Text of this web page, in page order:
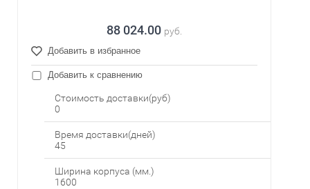
88 024.00 руб.
Добавить в избранное
Добавить к сравнению
Стоимость доставки(руб)
0
Время доставки(дней)
45
Ширина корпуса (мм.)
1600